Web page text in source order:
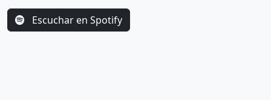
Escuchar en Spotify